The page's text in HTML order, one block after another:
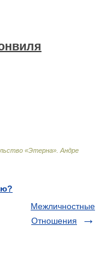
«Этерна» Андре
Межличностные
Отношения